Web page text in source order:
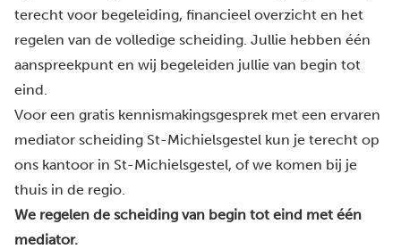
terecht voor begeleiding, financieel overzicht en het
regelen van de volledige scheiding. Jullie hebben één
aanspreekpunt en wij begeleiden jullie van begin tot
eind.
Voor een gratis kennismakingsgesprek met een ervaren
mediator scheiding St-Michielsgestel kun je terecht op
ons kantoor in St-Michielsgestel, of we komen bij je
thuis in de regio.
We regelen de scheiding van begin tot eind met één
mediator.